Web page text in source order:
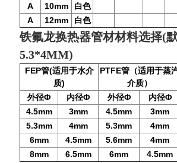
A
10mm
白色
A
12mm 白色
铁氟龙换热器管材材料选择(
5.3*4MM)
FEP管(适用于水介
质)
PTFE管（适用于蒸
介质）
外径Φ 内径Φ 外径Φ 内径Φ
4.5mm
3mm 4.5mm 3mm
5.3mm
4mm 5.3mm 4mm
6mm
4.5mm 5.6mm 4mm
8mm
6.5mm 6mm 4.5mm